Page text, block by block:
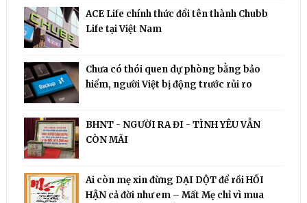
ACE Life chính thức đổi tên thành Chubb
Life tại Việt Nam
Chưa có thói quen dự phòng bằng bảo
hiểm, người Việt bị động trước rủi ro
BHNT - NGƯỜI RA ĐI - TÌNH YÊU VẪN
CÒN MÃI
Ai còn mẹ xin đừng DẠI DỘT để rồi HỐI
HẬN cả đời như em – Mất Mẹ chỉ vì mua